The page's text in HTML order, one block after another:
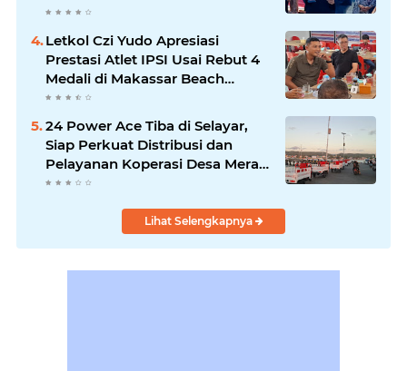
Beach Championship
Letkol Czi Yudo Apresiasi
Prestasi Atlet IPSI Usai Rebut 4
Medali di Makassar Beach
Championship
24 Power Ace Tiba di Selayar,
Siap Perkuat Distribusi dan
Pelayanan Koperasi Desa Merah
Putih
Lihat Selengkapnya